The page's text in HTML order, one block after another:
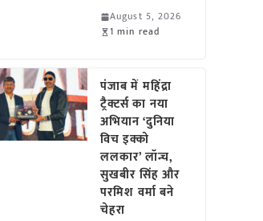
August 5, 2026
1 min read
पंजाब में महिंद्रा
ट्रैक्टर्स का नया
अभियान ‘दुनिया
विच इक्को
ललकार’ लॉन्च,
सुखबीर सिंह और
परमिश वर्मा बने
चेहरा